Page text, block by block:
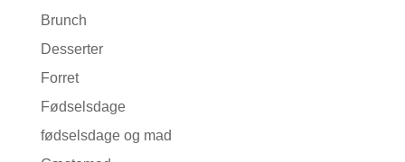
Brunch
Desserter
Forret
Fødselsdage
fødselsdage og mad